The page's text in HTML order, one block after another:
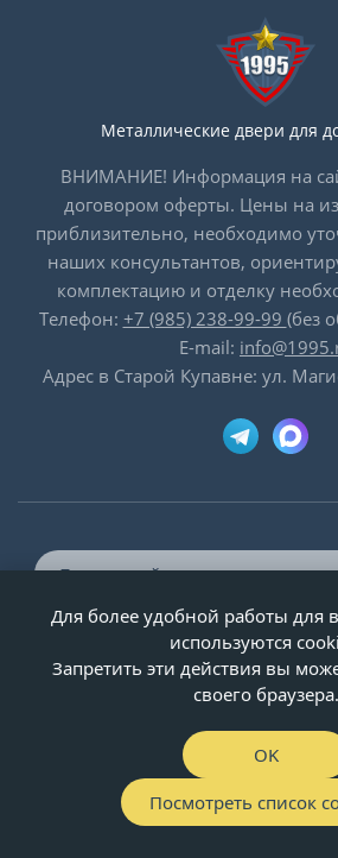
Металлические двери для
ВНИМАНИЕ! Информация на
договором оферты. Цены на
приблизительно, необходимо
наших консультантов,
комплектацию и отделку
Телефон: +7 (985) 238-99-99 (без
E-mail:
Адрес в Старой Купавне: ул.
© ООО «Двери-и-точка», ИНН
Для более удобной работы для
используются
Запретить эти действия вы
своего браузера.
OK
Посмотреть список